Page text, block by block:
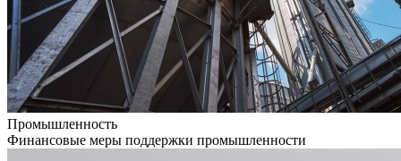
Промышленность
Финансовые меры поддержки промышленности